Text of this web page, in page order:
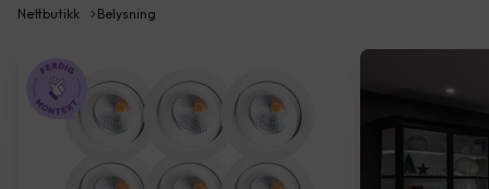
Nettbutikk Belysning